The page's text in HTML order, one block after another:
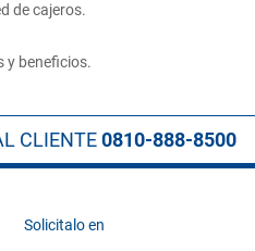
de cajeros.
y beneficios.
CLIENTE0810-888-8500
Solicitalo en